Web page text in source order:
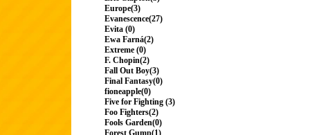
Europe(3)
Evanescence(27)
Evita (0)
Ewa Farná(2)
Extreme (0)
F. Chopin(2)
Fall Out Boy(3)
Final Fantasy(0)
fioneapple(0)
Five for Fighting (3)
Foo Fighters(2)
Fools Garden(0)
Forest Gump(1)